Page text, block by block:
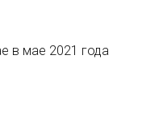
в мае 2021 года